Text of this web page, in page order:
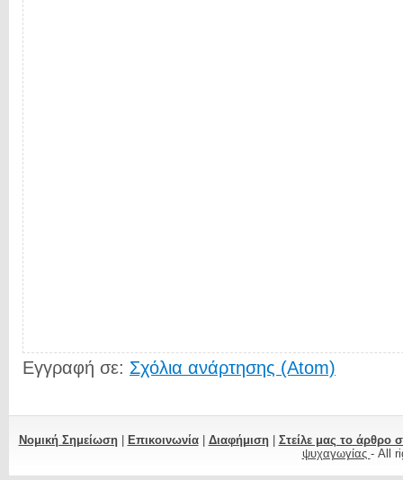
Εγγραφή σε: Σχόλια ανάρτησης (Atom)
Νομική Σημείωση| Επικοινωνία| Διαφήμιση| Στείλε μας το άρθρο
ψυχαγωγίας - All